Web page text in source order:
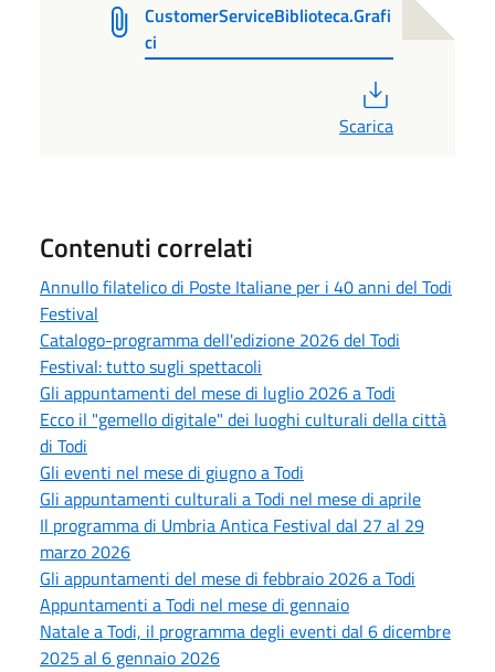
CustomerServiceBiblioteca.Grafi
ci
Scarica
Contenuti correlati
Annullo filatelico di Poste Italiane per i 40 anni del Todi
Festival
Catalogo-programma dell'edizione 2026 del Todi
Festival: tutto sugli spettacoli
Gli appuntamenti del mese di luglio 2026 a Todi
Ecco il "gemello digitale" dei luoghi culturali della città
di Todi
Gli eventi nel mese di giugno a Todi
Gli appuntamenti culturali a Todi nel mese di aprile
Il programma di Umbria Antica Festival dal 27 al 29
marzo 2026
Gli appuntamenti del mese di febbraio 2026 a Todi
Appuntamenti a Todi nel mese di gennaio
Natale a Todi, il programma degli eventi dal 6 dicembre
2025 al 6 gennaio 2026